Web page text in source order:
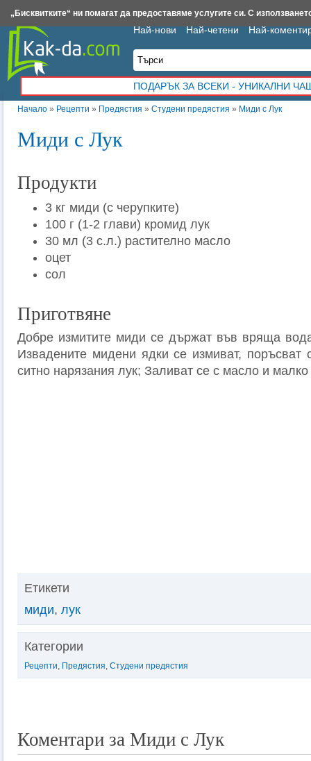
Начало » Рецепти » Предястия » Студени предястия » Миди с Лук
Миди с Лук
Продукти
3 кг миди (с черупките)
100 г (1-2 глави) кромид лук
30 мл (3 с.л.) растително масло
оцет
сол
Приготвяне
Добре измитите миди се държат във вряща
Извадените мидени ядки се измиват, поръсват
ситно нарязания лук; Заливат се с масло и малко
Етикети
миди, лук
Категории
Рецепти, Предястия, Студени предястия
Коментари за Миди с Лук
Най-нови Най-четени Най-
ПОДАРЪК ЗА ВСЕКИ - УНИКАЛНИ
Insert.bg Framar.bg Kak-da.com Iztochnik.com BauBau.bg NewAge.bg
„Бисквитките“ ни помагат да предоставяме услугите си. С